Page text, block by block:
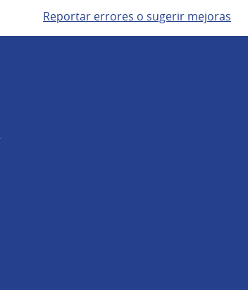
Reportar errores o sugerir mejoras